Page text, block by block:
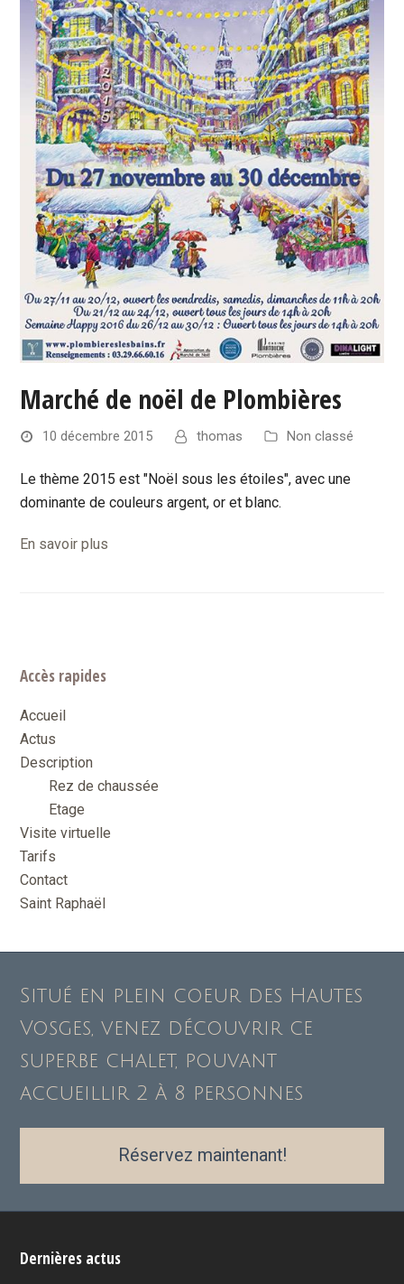
Marché de noël de Plombières
10 décembre 2015 thomas Non classé
Le thème 2015 est "Noël sous les étoiles", avec une
dominante de couleurs argent, or et blanc.
En savoir plus
Accès rapides
Accueil
Actus
Description
Rez de chaussée
Etage
Visite virtuelle
Tarifs
Contact
Saint Raphaël
Situé en plein coeur des Hautes
Vosges, venez découvrir ce
superbe chalet, pouvant
accueillir 2 à 8 personnes
Réservez maintenant!
Dernières actus